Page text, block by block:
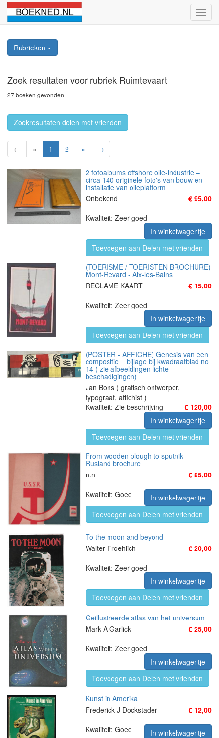
Rubrieken
Zoek resultaten voor rubriek Ruimtevaart
27 boeken gevonden
Zoekresultaten delen met vrienden
← « 1 2 » →
2 fotoalbums offshore olie-industrie –
circa 140 originele foto's van bouw en
installatie van olieplatform
Onbekend
€ 95,00
Kwaliteit: Zeer goed
In winkelwagentje
Toevoegen aan Delen met vrienden
(TOERISME / TOERISTEN BROCHURE)
Mont-Revard - Aix-les-Bains
RECLAME KAART
€ 15,00
Kwaliteit: Zeer goed
In winkelwagentje
Toevoegen aan Delen met vrienden
(POSTER - AFFICHE) Genesis van een
compositie = bijlage bij kwadraatblad no
14 ( zie afbeeldingen lichte
beschadigingen)
Jan Bons ( grafisch ontwerper,
typograaf, affichist )
€ 120,00
Kwaliteit: Zie beschrijving
In winkelwagentje
Toevoegen aan Delen met vrienden
From wooden plough to sputnik -
Rusland brochure
n.n
€ 85,00
Kwaliteit: Goed
In winkelwagentje
Toevoegen aan Delen met vrienden
To the moon and beyond
Walter Froehlich
€ 20,00
Kwaliteit: Zeer goed
In winkelwagentje
Toevoegen aan Delen met vrienden
Geillustreerde atlas van het universum
Mark A Garlick
€ 25,00
Kwaliteit: Zeer goed
In winkelwagentje
Toevoegen aan Delen met vrienden
Kunst in Amerika
Frederick J Dockstader
€ 12,00
Kwaliteit: Goed
In winkelwagentje